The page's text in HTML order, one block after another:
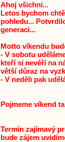
Ahoj všichni...
Letos bychom
pohledu...
generaci...
Motto víkendu
- V sobotu
kteří si nevěří na
větší důraz na
- V neděli pak
Pojmeme víkend
Termín zajímavý
bude zájem